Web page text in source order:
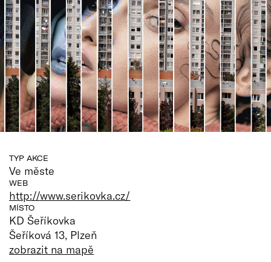
TYP AKCE
Ve měste
WEB
http://www.serikovka.cz/
MÍSTO
KD Šeříkovka
Šeříková 13, Plzeň
zobrazit na mapě